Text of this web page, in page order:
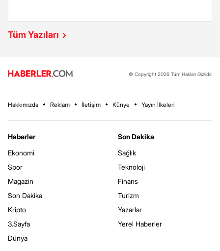
Tüm Yazıları
© Copyright 2026 Tüm Hakları Gizlidir.
Hakkımızda Reklam İletişim Künye Yayın İlkeleri
Haberler
Ekonomi
Spor
Magazin
Son Dakika
Kripto
3.Sayfa
Dünya
Son Dakika
Sağlık
Teknoloji
Finans
Turizm
Yazarlar
Yerel Haberler